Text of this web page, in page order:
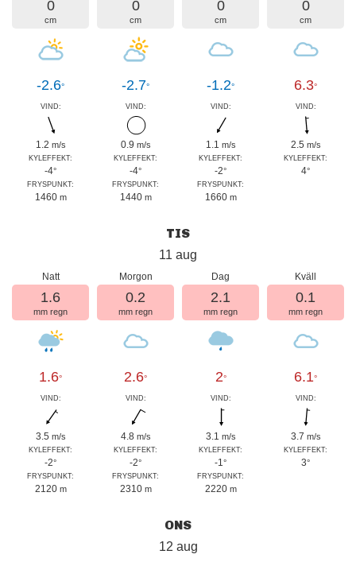
0
cm
-2.6°
VIND:
1.2 m/s
KYLEFFEKT:
-4°
FRYSPUNKT:
1460 m
0
cm
-2.7°
VIND:
0.9 m/s
KYLEFFEKT:
-4°
FRYSPUNKT:
1440 m
0
cm
-1.2°
VIND:
1.1 m/s
KYLEFFEKT:
-2°
FRYSPUNKT:
1660 m
0
cm
6.3°
VIND:
2.5 m/s
KYLEFFEKT:
4°
TIS
11 aug
Natt
1.6
mm regn
1.6°
VIND:
3.5 m/s
KYLEFFEKT:
-2°
FRYSPUNKT:
2120 m
Morgon
0.2
mm regn
2.6°
VIND:
4.8 m/s
KYLEFFEKT:
-2°
FRYSPUNKT:
2310 m
Dag
2.1
mm regn
2°
VIND:
3.1 m/s
KYLEFFEKT:
-1°
FRYSPUNKT:
2220 m
Kväll
0.1
mm regn
6.1°
VIND:
3.7 m/s
KYLEFFEKT:
3°
ONS
12 aug